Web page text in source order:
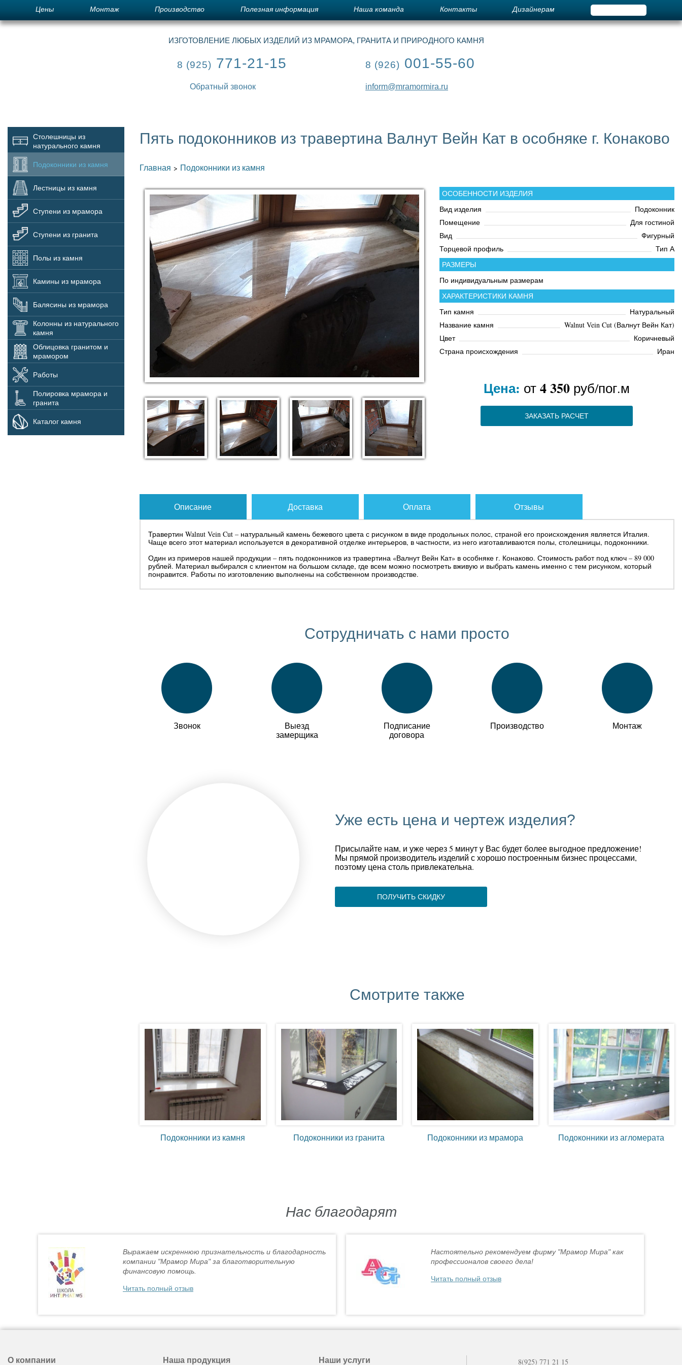
Цены Монтаж Производство Полезная информация Наша команда Контакты Дизайнерам
ИЗГОТОВЛЕНИЕ ЛЮБЫХ ИЗДЕЛИЙ ИЗ МРАМОРА, ГРАНИТА И ПРИРОДНОГО КАМНЯ
8 (925) 771-21-15
Обратный звонок
8 (926) 001-55-60
inform@mramormira.ru
Столешницы из
натурального камня
Подоконники из камня
Лестницы из камня
Ступени из мрамора
Ступени из гранита
Полы из камня
Камины из мрамора
Балясины из мрамора
Колонны из натурального
камня
Облицовка гранитом и
мрамором
Работы
Полировка мрамора и
гранита
Каталог камня
Пять подоконников из травертина Валнут Вейн Кат в особняке г. Конаково
Главная > Подоконники из камня
ОСОБЕННОСТИ ИЗДЕЛИЯ
Вид изделия
Подоконник
Помещение
Для гостиной
Вид
Фигурный
Торцевой профиль
Тип А
РАЗМЕРЫ
По индивидуальным размерам
ХАРАКТЕРИСТИКИ КАМНЯ
Тип камня
Натуральный
Название камня
Walnut Vein Cut (Валнут Вейн Кат)
Цвет
Коричневый
Страна происхождения
Иран
Цена: от4 350 руб/пог.м
ЗАКАЗАТЬ РАСЧЕТ
Описание Доставка Оплата Отзывы
Травертин Walnut Vein Cut – натуральный камень бежевого цвета с рисунком в виде продольных полос, страной его происхождения является Италия.
Чаще всего этот материал используется в декоративной отделке интерьеров, в частности, из него изготавливаются полы, столешницы, подоконники.
Один из примеров нашей продукции – пять подоконников из травертина «Валнут Вейн Кат» в особняке г. Конаково. Стоимость работ под ключ – 89 000
рублей. Материал выбирался с клиентом на большом складе, где всем можно посмотреть вживую и выбрать камень именно с тем рисунком, который
понравится. Работы по изготовлению выполнены на собственном производстве.
Сотрудничать с нами просто
Звонок
Выезд
замерщика
Подписание
договора
Производство Монтаж
Уже есть цена и чертеж изделия?
Присылайте нам, и уже через 5 минут у Вас будет более выгодное предложение!
Мы прямой производитель изделий с хорошо построенным бизнес процессами,
поэтому цена столь привлекательна.
ПОЛУЧИТЬ СКИДКУ
Смотрите также
Подоконники из камня Подоконники из гранита Подоконники из мрамора Подоконники из агломерата
Нас благодарят
Выражаем искреннюю признательность и благодарность
компании "Мрамор Мира" за благотворительную
финансовую помощь.
Читать полный отзыв
Настоятельно рекомендуем фирму "Мрамор Мира" как
профессионалов своего дела!
Читать полный отзыв
О компании Наша продукция Наши услуги 8(925) 771 21 15